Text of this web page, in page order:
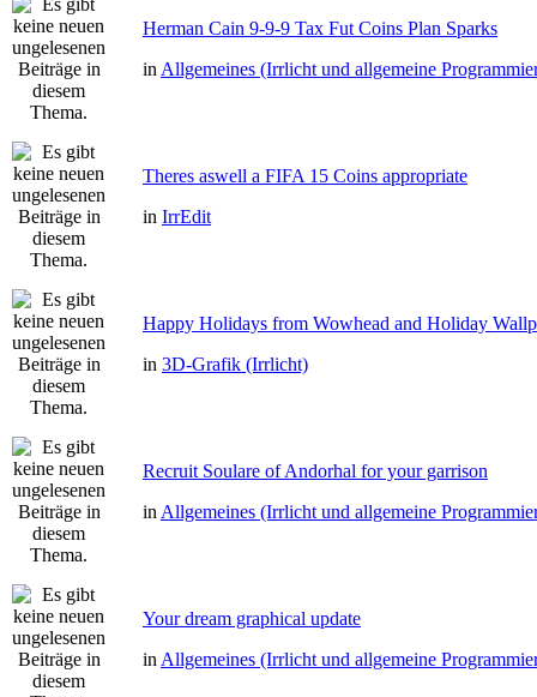
Herman Cain 9-9-9 Tax Fut Coins Plan Sparks
in Allgemeines (Irrlicht und allgemeine
Theres aswell a FIFA 15 Coins appropriate
in IrrEdit
Happy Holidays from Wowhead and Holiday
in 3D-Grafik (Irrlicht)
Recruit Soulare of Andorhal for your garrison
in Allgemeines (Irrlicht und allgemeine
Your dream graphical update
in Allgemeines (Irrlicht und allgemeine